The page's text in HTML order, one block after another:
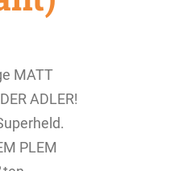
MATT
ADLER!
PLEM